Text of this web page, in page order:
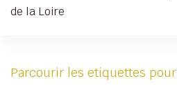
de la Loire
Parcourir les etiquettes pour